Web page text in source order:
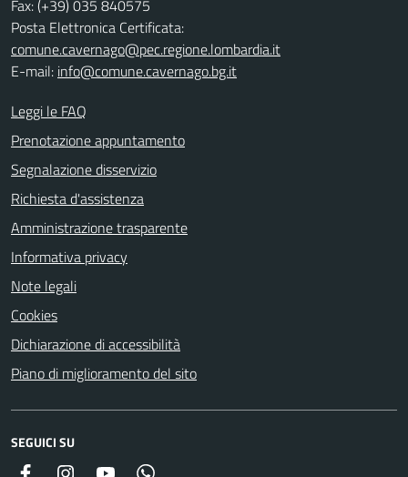
Fax: (+39) 035 840575
Posta Elettronica Certificata:
comune.cavernago@pec.regione.lombardia.it
E-mail: info@comune.cavernago.bg.it
Leggi le FAQ
Prenotazione appuntamento
Segnalazione disservizio
Richiesta d'assistenza
Amministrazione trasparente
Informativa privacy
Note legali
Cookies
Dichiarazione di accessibilità
Piano di miglioramento del sito
SEGUICI SU
Facebook InstagramYouTube